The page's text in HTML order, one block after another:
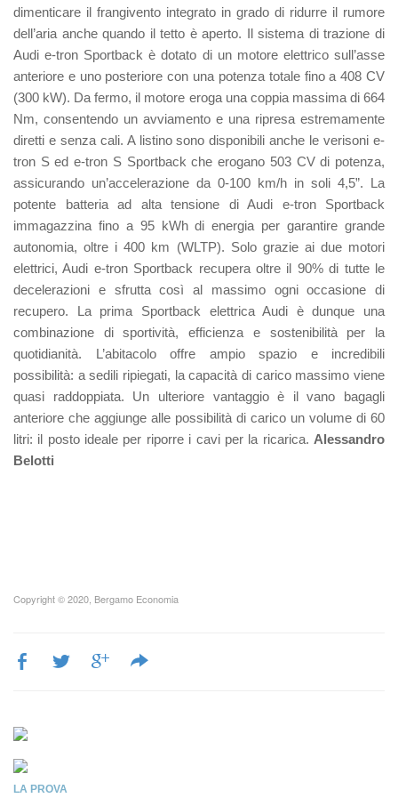
dimenticare il frangivento integrato in grado di ridurre il rumore
dell’aria anche quando il tetto è aperto. Il sistema di trazione di
Audi e-tron Sportback è dotato di un motore elettrico sull’asse
anteriore e uno posteriore con una potenza totale fino a 408 CV
(300 kW). Da fermo, il motore eroga una coppia massima di 664
Nm, consentendo un avviamento e una ripresa estremamente
diretti e senza cali. A listino sono disponibili anche le verisoni e-
tron S ed e-tron S Sportback che erogano 503 CV di potenza,
assicurando un’accelerazione da 0-100 km/h in soli 4,5”. La
potente batteria ad alta tensione di Audi e-tron Sportback
immagazzina fino a 95 kWh di energia per garantire grande
autonomia, oltre i 400 km (WLTP). Solo grazie ai due motori
elettrici, Audi e-tron Sportback recupera oltre il 90% di tutte le
decelerazioni e sfrutta così al massimo ogni occasione di
recupero. La prima Sportback elettrica Audi è dunque una
combinazione di sportività, efficienza e sostenibilità per la
quotidianità. L’abitacolo offre ampio spazio e incredibili
possibilità: a sedili ripiegati, la capacità di carico massimo viene
quasi raddoppiata. Un ulteriore vantaggio è il vano bagagli
anteriore che aggiunge alle possibilità di carico un volume di 60
litri: il posto ideale per riporre i cavi per la ricarica. Alessandro
Belotti
Copyright © 2020, Bergamo Economia
LA PROVA